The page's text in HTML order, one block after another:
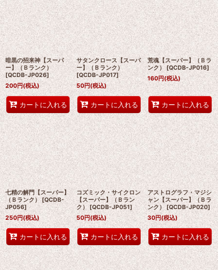
暗黒の招来神【スーパ
ー】（Ｂランク）
[QCDB-JP026]
200円(税込)
カートに入れる
サタンクロース【スーパ
ー】（Ｂランク）
[QCDB-JP017]
50円(税込)
カートに入れる
荒魂【スーパー】（Ｂラ
ンク） [QCDB-JP016]
160円(税込)
カートに入れる
七精の解門【スーパー】
（Ｂランク） [QCDB-
JP056]
250円(税込)
カートに入れる
コズミック・サイクロン
【スーパー】（Ｂラン
ク） [QCDB-JP051]
50円(税込)
カートに入れる
アストログラフ・マジシ
ャン【スーパー】（Ｂラ
ンク） [QCDB-JP020]
30円(税込)
カートに入れる